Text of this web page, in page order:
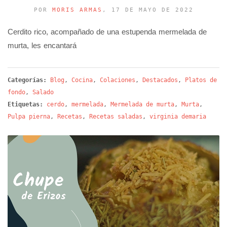
POR MORIS ARMAS , 17 DE MAYO DE 2022
Cerdito rico, acompañado de una estupenda mermelada de
murta, les encantará
Categorías: Blog , Cocina, Colaciones , Destacados ,
Platos de
fondo, Salado
Etiquetas:
cerdo, mermelada, Mermelada de murta, Murta,
Pulpa pierna, Recetas , Recetas saladas , virginia demaria